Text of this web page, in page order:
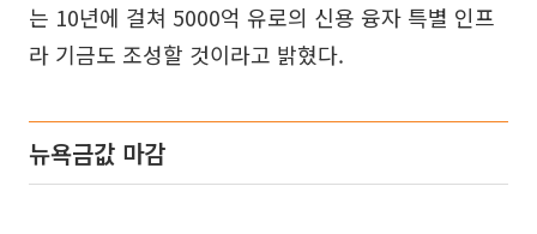
는 10년에 걸쳐 5000억 유로의 신용 융자 특별 인프
라 기금도 조성할 것이라고 밝혔다.
뉴욕금값 마감